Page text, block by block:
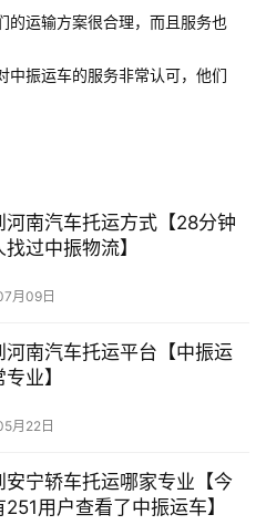
的运输方案很合理，而且服务也
中振运车的服务非常认可，他们
河南汽车托运方式【28分钟
过中振物流】
月09日
河南汽车托运平台【中振运
业】
月22日
安宁轿车托运哪家专业【今
251用户查看了中振运车】